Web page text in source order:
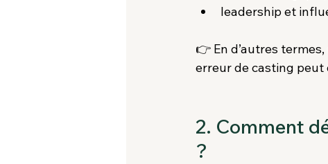
leadership et
👉 En d’autres
erreur de casting peut
2. Comment
?